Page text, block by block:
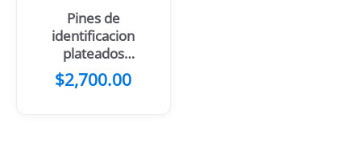
Pines de
identificacion
plateados
sublimados
con resinado
$2,700.00